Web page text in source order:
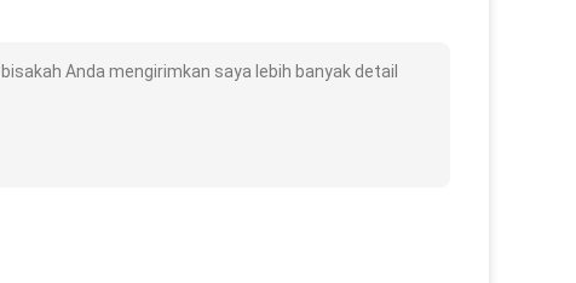
Anda mengirimkan saya lebih banyak detail